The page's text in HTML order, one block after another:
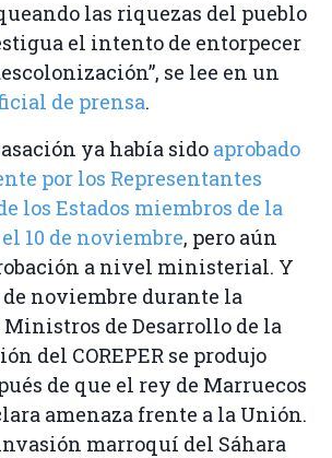
las riquezas del pueblo
el intento de entorpecer
se lee en un
de prensa.
ya había sido aprobado
por los Representantes
los Estados miembros de la
el 10 de noviembre, pero aún
a nivel ministerial. Y
de noviembre durante la
de Desarrollo de la
del COREPER se produjo
de que el rey de Marruecos
amenaza frente a la Unión.
marroquí del Sáhara